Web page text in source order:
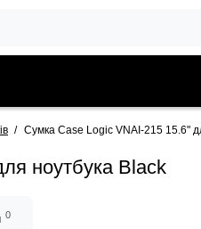
Сумка Case Logic VNAI-215 15.6"
ноутбука Black
0